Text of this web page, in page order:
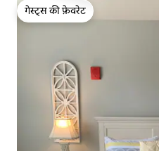
गेस्ट्स की फ़ेवरेट
गेस्ट्स की फ़ेवरेट